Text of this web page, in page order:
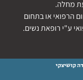
מחלה.
הרפואי או בתחום
ע"י רופאת נשים.
קושיצקי